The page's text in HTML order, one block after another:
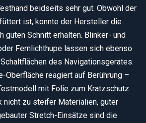
beidseits sehr gut. Obwohl der
ist, konnte der Hersteller die
guten Schnitt erhalten. Blinker- und
Fernlichthupe lassen sich ebenso
des Navigationsgerätes.
Oberfläche reagiert auf Berührung –
mit Folie zum Kratzschutz
nicht zu steifer Materialien, guter
Stretch-Einsätze sind die